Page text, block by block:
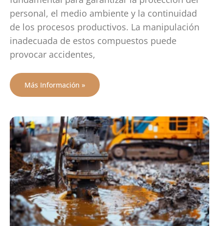
personal, el medio ambiente y la continuidad
de los procesos productivos. La manipulación
inadecuada de estos compuestos puede
provocar accidentes,
Más Información »